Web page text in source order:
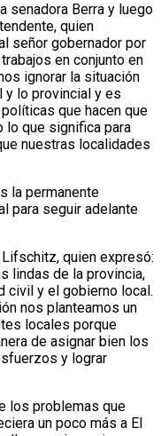
senadora Berra y luego
quien
señor gobernador por
en conjunto en
ignorar la situación
y lo provincial y es
que hacen que
lo que significa para
nuestras localidades
la permanente
para seguir adelante
quien expresó:
lindas de la provincia,
civil y el gobierno local.
nos planteamos un
locales porque
de asignar bien los
y lograr
los problemas que
un poco más a El